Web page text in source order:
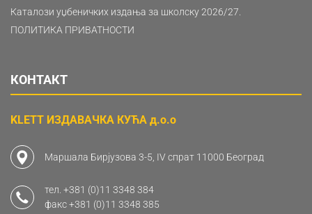
Каталози уџбеничких издања за школску 2026/27.
ПОЛИТИКА ПРИВАТНОСТИ
КОНТАКТ
KLETT ИЗДАВАЧКА КУЋА д.о.о
Маршала Бирјузова 3-5, IV спрат 11000 Београд
тел. +381 (0)11 3348 384
факс+381 (0)11 3348 385